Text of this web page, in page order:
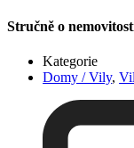
Stručně o
Kategorie
Domy / Vily,